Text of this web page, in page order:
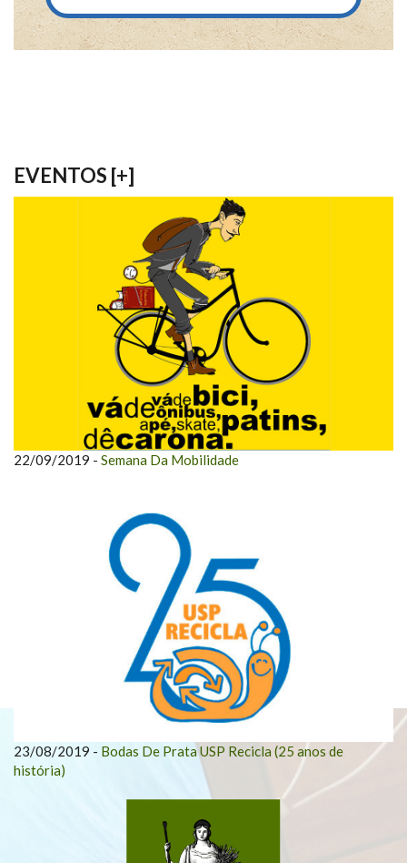
EVENTOS [+]
22/09/2019 - Semana Da Mobilidade
23/08/2019 - Bodas De Prata USP Recicla (25 anos de
história)